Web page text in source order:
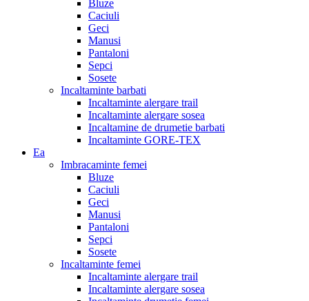
Bluze
Caciuli
Geci
Manusi
Pantaloni
Sepci
Sosete
Incaltaminte barbati
Incaltaminte alergare trail
Incaltaminte alergare sosea
Incaltamine de drumetie barbati
Incaltaminte GORE-TEX
Ea
Imbracaminte femei
Bluze
Caciuli
Geci
Manusi
Pantaloni
Sepci
Sosete
Incaltaminte femei
Incaltaminte alergare trail
Incaltaminte alergare sosea